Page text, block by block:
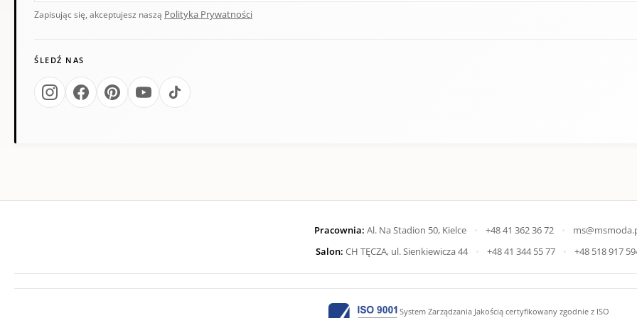
Zapisując się, akceptujesz naszą Polityka Prywatności
ŚLEDŹ NAS
Pracownia: Al. Na Stadion 50, Kielce • +48 41 362 36 72 •
Salon: CH TĘCZA, ul. Sienkiewicza 44 • +48 41 344 55 77 • +48 518 917
System Zarządzania Jakością certyfikowany zgodnie z ISO